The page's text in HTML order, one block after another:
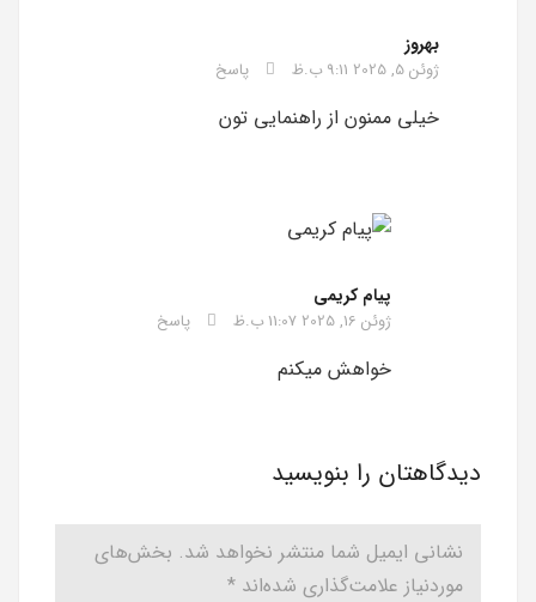
بهروز
ژوئن 5, 2025 9:11 ب.ظ پاسخ
خیلی ممنون از راهنمایی تون
پیام کریمی
ژوئن 16, 2025 11:07 ب.ظ پاسخ
خواهش میکنم
دیدگاهتان را بنویسید
نشانی ایمیل شما منتشر نخواهد شد. بخش‌های
موردنیاز علامت‌گذاری شده‌اند *